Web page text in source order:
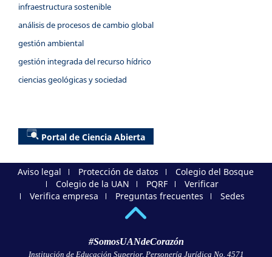
infraestructura sostenible
análisis de procesos de cambio global
gestión ambiental
gestión integrada del recurso hídrico
ciencias geológicas y sociedad
Portal de Ciencia Abierta
Aviso legal Protección de datos
Colegio del Bosque
Colegio de la UAN
PQRF
Verificar
Verifica empresa
Preguntas frecuentes Sedes
#SomosUANdeCorazón
Institución de Educación Superior, Personería Jurídica No. 4571